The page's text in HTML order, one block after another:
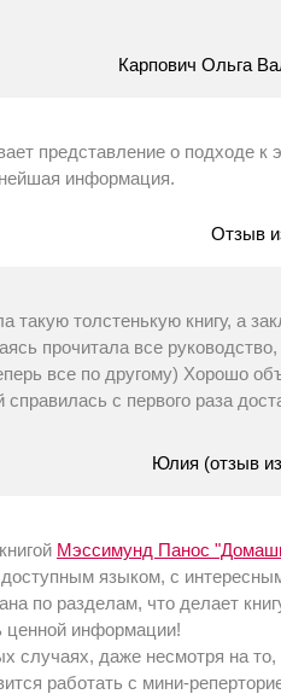
Карпович Ольга
представление о подходе к
информация.
Отзыв
такую толстенькую книгу, а
прочитала все руководство,
все по другому) Хорошо
с первого раза
Юлия (отзыв
Мэссимунд Панос
языком, с
по разделам, что делает
ценной информации!
случаях, даже несмотря на то,
работать с мини-